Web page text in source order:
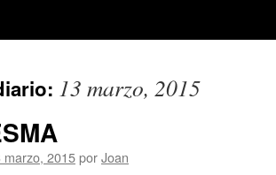
13 marzo, 2015
marzo, 2015porJoan